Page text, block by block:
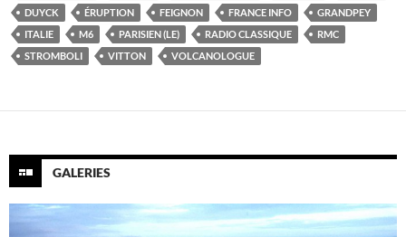
DUYCK
ÉRUPTION FEIGNON FRANCE INFO
GRANDPEY
ITALIE
M6 PARISIEN (LE) RADIO CLASSIQUE
RMC
STROMBOLI
VITTON VOLCANOLOGUE
GALERIES